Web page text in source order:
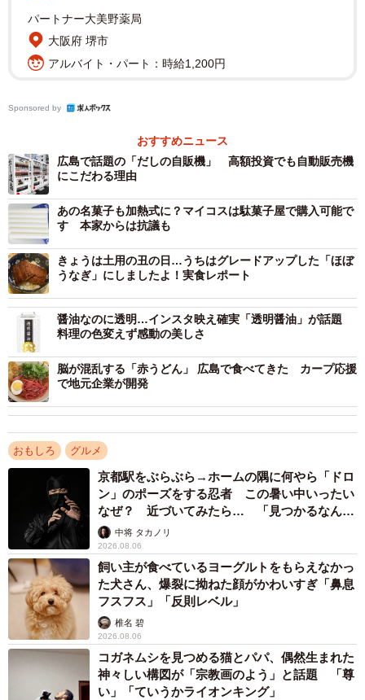
パートナー大美野薬局
大阪府 堺市
アルバイト・パート：時給1,200円
Sponsored by
おすすめニュース
広島で話題の「だしの自販機」 高額投資でも自動販売機
にこだわる理由
あの名菓子も加熱式に？マイコスは駄菓子屋で購入可能で
す 本家からは抗議も
きょうは土用の丑の日…うちはグレードアップした「ほぼ
うなぎ」にしましたよ！実食レポート
醤油なのに透明…インスタ映え確実「透明醤油」が話題
料理の色変えず感動の美しさ
脳が混乱する「赤うどん」 広島で食べてきた カープ応援
で地元企業が開発
おもしろ グルメ
京都駅をぶらぶら→ホームの隅に何やら「ドロ
ン」のポーズをする忍者 この暑い中いったい
なぜ？ 近づいてみたら… 「見つかるなんて
未熟」中将 タカノリ
2026.08.06
飼い主が食べているヨーグルトをもらえなかっ
た犬さん、爆裂に拗ねた顔がかわいすぎ「鼻息
フスフス」「反則レベル」
椎名 碧
2026.08.06
コガネムシを見つめる猫とパパ、偶然生まれた
神々しい構図が「宗教画のよう」と話題 「尊
い」「ていうかライオンキング」